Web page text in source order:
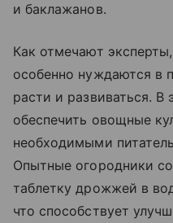
и баклажанов.
Как отмечают
особенно нуждаются в
расти и развиваться. В
обеспечить овощные
необходимыми
Опытные огородники
таблетку дрожжей в
что способствует